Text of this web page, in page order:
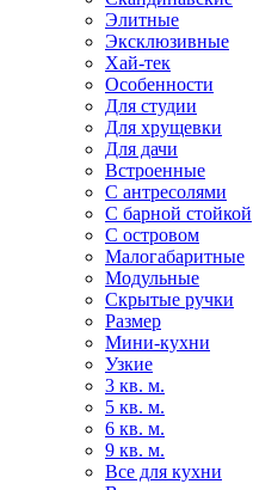
Элитные
Эксклюзивные
Хай-тек
Особенности
Для студии
Для хрущевки
Для дачи
Встроенные
С антресолями
С барной стойкой
С островом
Малогабаритные
Модульные
Скрытые ручки
Размер
Мини-кухни
Узкие
3 кв. м.
5 кв. м.
6 кв. м.
9 кв. м.
Все для кухни